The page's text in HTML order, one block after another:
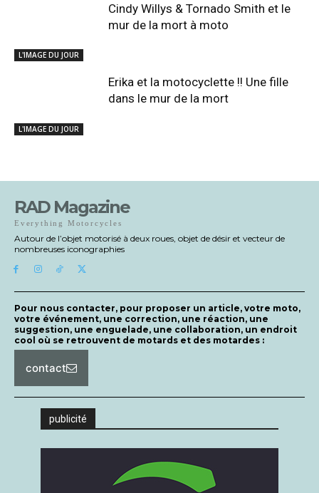
L'IMAGE DU JOUR
Cindy Willys & Tornado Smith et le
mur de la mort à moto
L'IMAGE DU JOUR
Erika et la motocyclette !! Une fille
dans le mur de la mort
RAD Magazine
Everything Motorcycles
Autour de l’objet motorisé à deux roues, objet de désir et vecteur de
nombreuses iconographies
Pour nous contacter, pour proposer un article, votre moto,
votre événement, une correction, une réaction, une
suggestion, une enguelade, une collaboration, un endroit
cool où se retrouvent de motards et des motardes :
contact
publicité